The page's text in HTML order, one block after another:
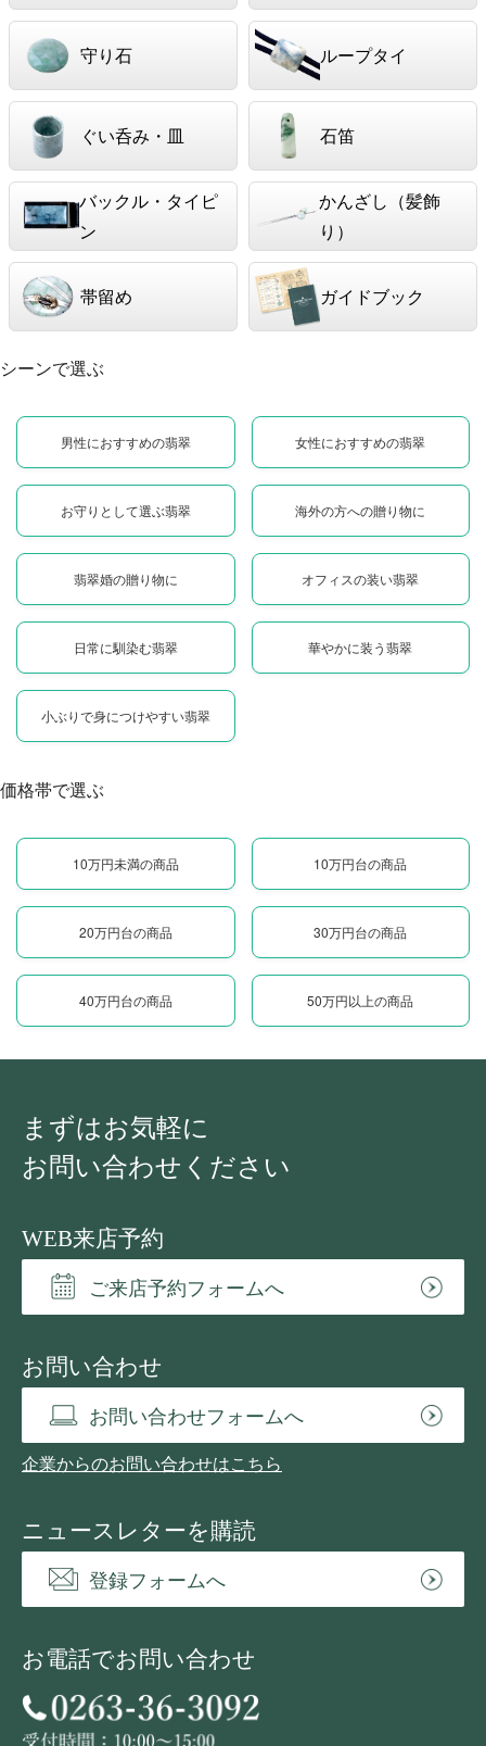
守り石 ループタイ
ぐい呑み・皿 石笛
バックル・タイピ
ン
かんざし（髪飾
り）
帯留め ガイドブック
シーンで選ぶ
男性におすすめの翡翠 女性におすすめの翡翠
お守りとして選ぶ翡翠 海外の方への贈り物に
翡翠婚の贈り物に オフィスの装い翡翠
日常に馴染む翡翠 華やかに装う翡翠
小ぶりで身につけやすい翡翠
価格帯で選ぶ
10万円未満の商品 10万円台の商品
20万円台の商品 30万円台の商品
40万円台の商品 50万円以上の商品
まずはお気軽に
お問い合わせください
WEB来店予約
ご来店予約フォームへ
お問い合わせ
お問い合わせフォームへ
企業からのお問い合わせはこちら
ニュースレターを購読
登録フォームへ
お電話でお問い合わせ